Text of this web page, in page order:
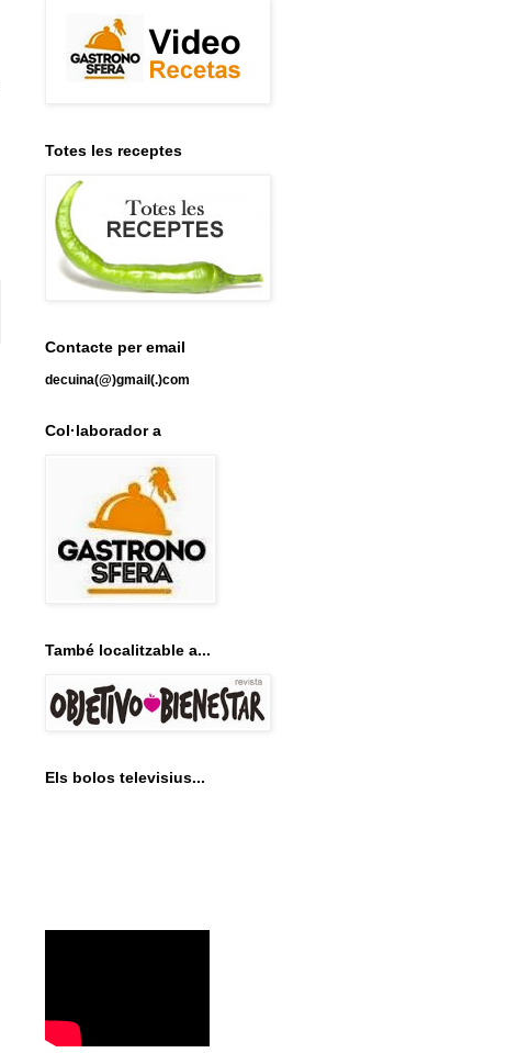
Totes les receptes
Contacte per email
decuina(@)gmail(.)com
Col·laborador a
També localitzable a...
Els bolos televisius...